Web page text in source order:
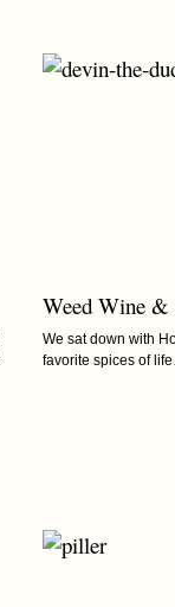
Weed Wine &
We sat down with
favorite spices of